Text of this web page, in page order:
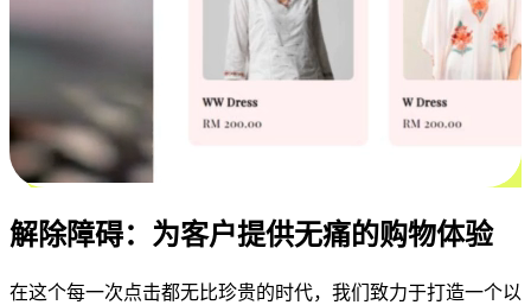
解除障碍：为客户提供无痛的购物体验
在这个每一次点击都无比珍贵的时代，我们致力于打造一个以